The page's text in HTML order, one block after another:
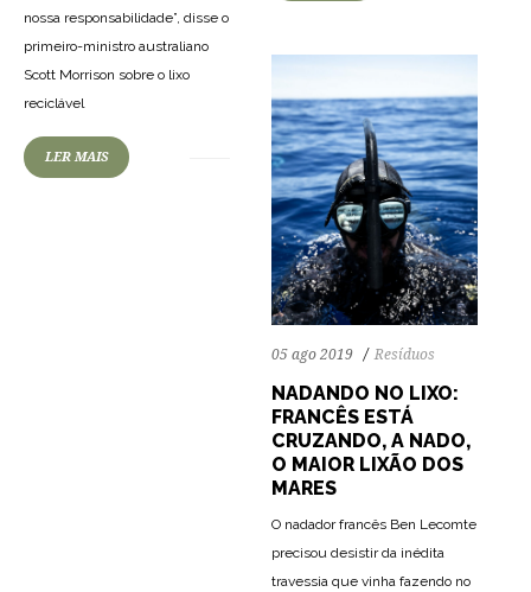
nossa responsabilidade”, disse o
primeiro-ministro australiano
Scott Morrison sobre o lixo
reciclável
LER MAIS
05 ago 2019 Resíduos
NADANDO NO LIXO:
FRANCÊS ESTÁ
CRUZANDO, A NADO,
O MAIOR LIXÃO DOS
MARES
O nadador francês Ben Lecomte
precisou desistir da inédita
travessia que vinha fazendo no